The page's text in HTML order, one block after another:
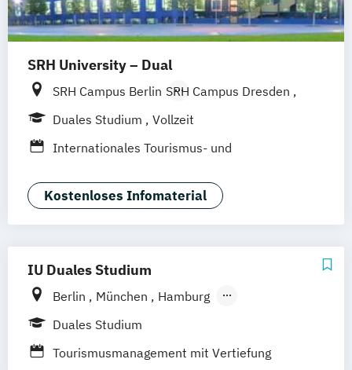
SRH University – Dual
SRH Campus Berlin SRH Campus Dresden
SRH Campus Hamburg
SRH Campus München SRH Campus Köln
SRH Campus Bremen
SRH Campus Leipzig SRH Campus Hamm
SRH Campus Bonn
SRH Campus Düsseldorf
SRH Campus Karlsruhe
SRH Campus Stuttgart
Duales Studium
Vollzeit
Internationales Tourismus- und
Kostenloses Infomaterial
IU Duales Studium
Berlin München
Hamburg
Frankfurt am Main
Mannheim Leipzig Online-Campus
Duales Studium
Tourismusmanagement mit Vertiefung